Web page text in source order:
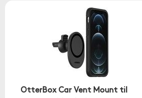
OtterBox Car Vent Mount til